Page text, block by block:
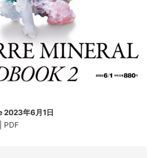
2023年6月1日
PDF